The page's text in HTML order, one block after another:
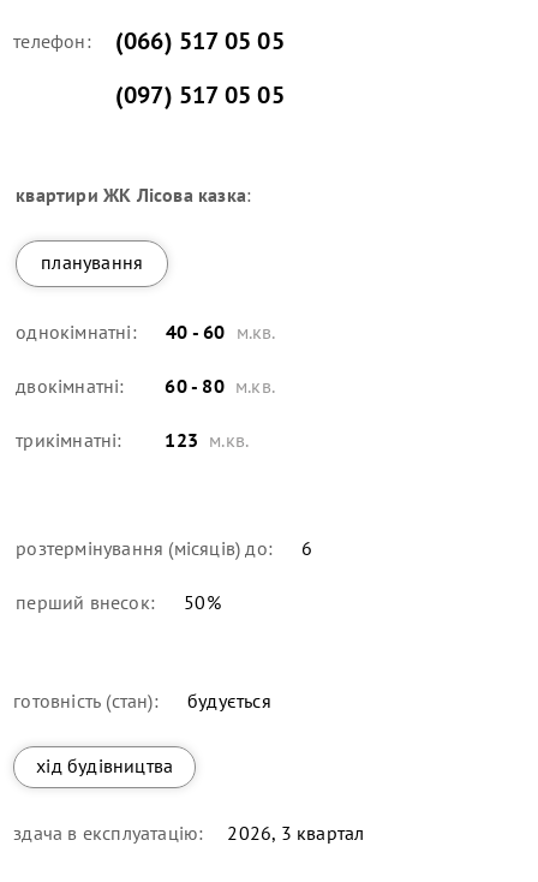
телефон:
(066) 517 05 05
(097) 517 05 05
квартири ЖК Лісова казка:
планування
однокімнатні: 40 - 60 м.кв.
двокімнатні: 60 - 80 м.кв.
трикімнатні: 123 м.кв.
розтермінування (місяців) до: 6
перший внесок: 50%
готовність (стан): будується
хід будівництва
здача в експлуатацію: 2026, 3 квартал